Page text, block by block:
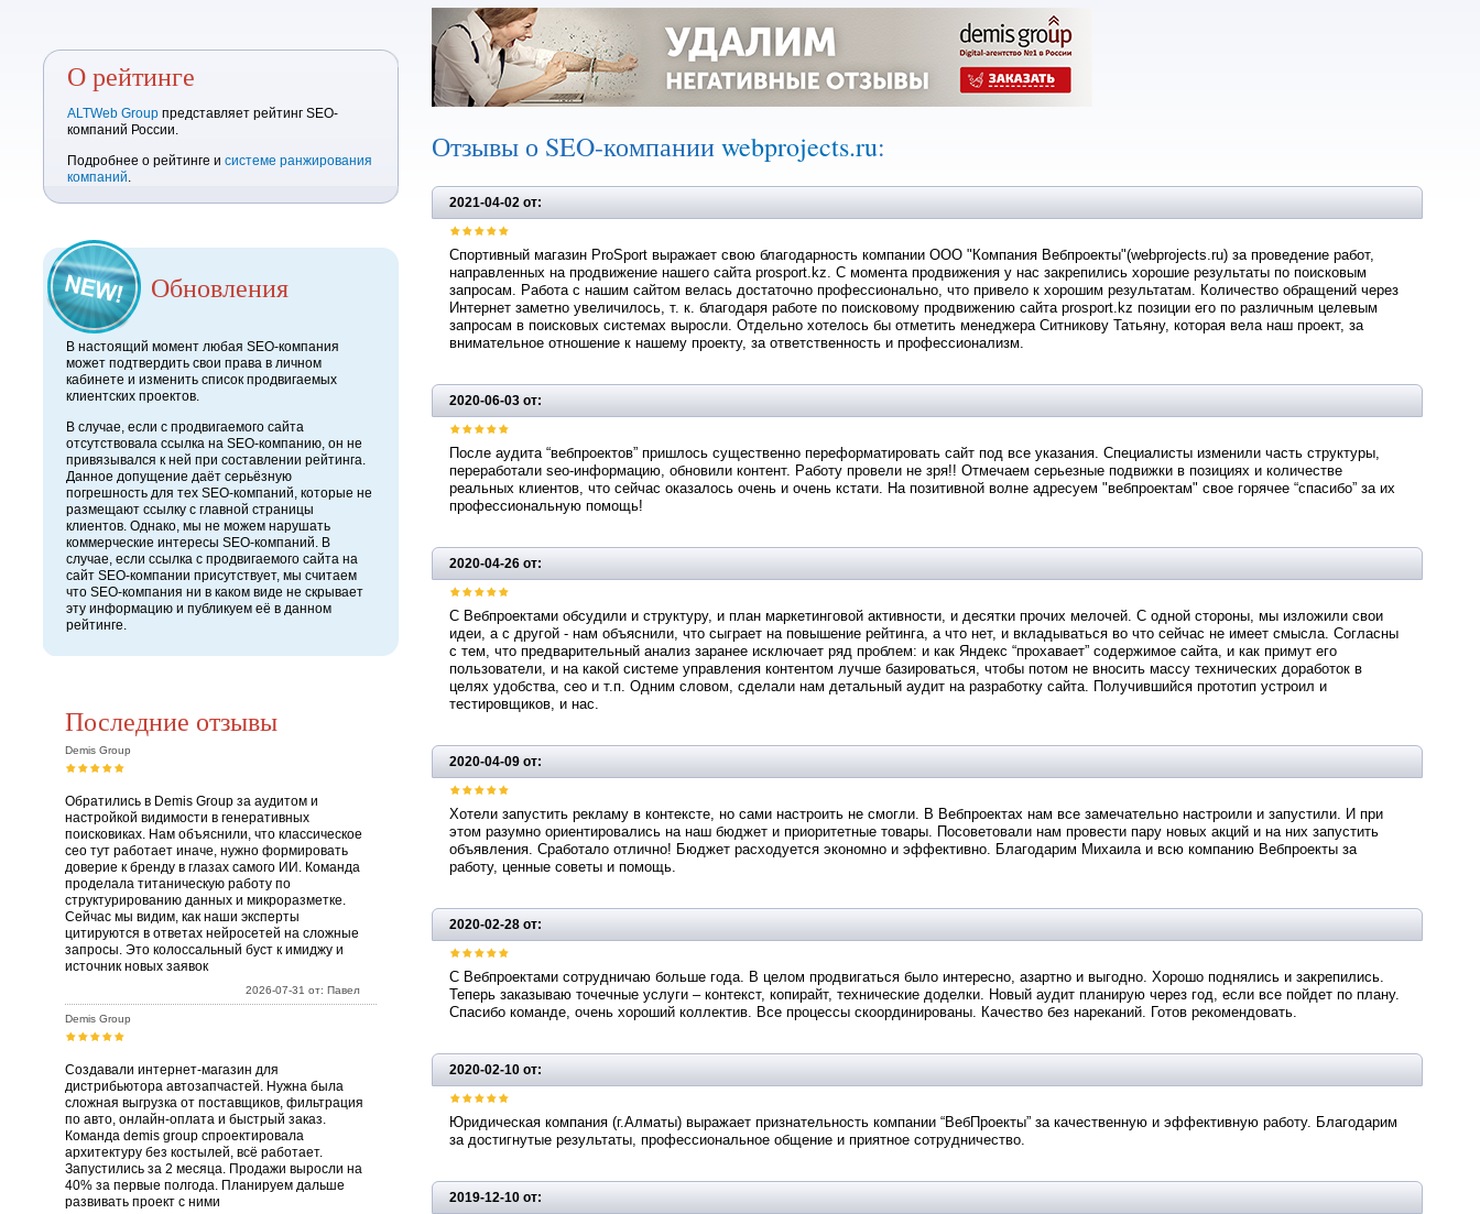
О рейтинге
ALTWeb Group представляет рейтинг SEO-
компаний России.
Подробнее о рейтинге и системе ранжирования
компаний.
Обновления
В настоящий момент любая SEO-компания
может подтвердить свои права в личном
кабинете и изменить список продвигаемых
клиентских проектов.
В случае, если с продвигаемого сайта
отсутствовала ссылка на SEO-компанию, он не
привязывался к ней при составлении рейтинга.
Данное допущение даёт серьёзную
погрешность для тех SEO-компаний, которые не
размещают ссылку с главной страницы
клиентов. Однако, мы не можем нарушать
коммерческие интересы SEO-компаний. В
случае, если ссылка с продвигаемого сайта на
сайт SEO-компании присутствует, мы считаем
что SEO-компания ни в каком виде не скрывает
эту информацию и публикуем её в данном
рейтинге.
Последние отзывы
Demis Group
Обратились в Demis Group за аудитом и
настройкой видимости в генеративных
поисковиках. Нам объяснили, что классическое
сео тут работает иначе, нужно формировать
доверие к бренду в глазах самого ИИ. Команда
проделала титаническую работу по
структурированию данных и микроразметке.
Сейчас мы видим, как наши эксперты
цитируются в ответах нейросетей на сложные
запросы. Это колоссальный буст к имиджу и
источник новых заявок
2026-07-31 от: Павел
Demis Group
Создавали интернет-магазин для
дистрибьютора автозапчастей. Нужна была
сложная выгрузка от поставщиков, фильтрация
по авто, онлайн-оплата и быстрый заказ.
Команда demis group спроектировала
архитектуру без костылей, всё работает.
Запустились за 2 месяца. Продажи выросли на
40% за первые полгода. Планируем дальше
развивать проект с ними
Отзывы о SEO-компанииwebprojects.ru:
2021-04-02 от:
Спортивный магазин ProSport выражает свою благодарность компании ООО "Компания Beбпpoeкты"(webprojects.ru) за проведение работ,
направленных на продвижение нашего сайта prosport.kz. С момента продвижения у нас закрепились хорошие результаты по поисковым
запросам. Работа с нашим сайтом велась достаточно профессионально, что привело к хорошим результатам. Количество обращений через
Интернет заметно увеличилось, т. к. благодаря работе по поисковому продвижению сайта prosport.kz позиции его по различным целевым
запросам в поисковых системах выросли. Отдельно хотелось бы отметить менеджера Ситникову Татьяну, которая вела наш проект, за
внимательное отношение к нашему проекту, за ответственность и профессионализм.
2020-06-03 от:
После аудита “вебпроектов” пришлось существенно переформатировать сайт под все указания. Специалисты изменили часть структуры,
переработали seo-информацию, обновили контент. Работу провели не зря!! Отмечаем серьезные подвижки в позициях и количестве
реальных клиентов, что сейчас оказалось очень и очень кстати. На позитивной волне адресуем "вебпроектам" свое горячее “спасибо” за их
профессиональную помощь!
2020-04-26 от:
С Вебпроектами обсудили и структуру, и план маркетинговой активности, и десятки прочих мелочей. С одной стороны, мы изложили свои
идеи, а с другой - нам объяснили, что сыграет на повышение рейтинга, а что нет, и вкладываться во что сейчас не имеет смысла. Согласны
с тем, что предварительный анализ заранее исключает ряд проблем: и как Яндекс “прохавает” содержимое сайта, и как примут его
пользователи, и на какой системе управления контентом лучше базироваться, чтобы потом не вносить массу технических доработок в
целях удобства, сео и т.п. Одним словом, сделали нам детальный аудит на разработку сайта. Получившийся прототип устроил и
тестировщиков, и нас.
2020-04-09 от:
Хотели запустить рекламу в контексте, но сами настроить не смогли. В Вебпроектах нам все замечательно настроили и запустили. И при
этом разумно ориентировались на наш бюджет и приоритетные товары. Посоветовали нам провести пару новых акций и на них запустить
объявления. Сработало отлично! Бюджет расходуется экономно и эффективно. Благодарим Михаила и всю компанию Вебпроекты за
работу, ценные советы и помощь.
2020-02-28 от:
С Вебпроектами сотрудничаю больше года. В целом продвигаться было интересно, азартно и выгодно. Хорошо поднялись и закрепились.
Теперь заказываю точечные услуги – контекст, копирайт, технические доделки. Новый аудит планирую через год, если все пойдет по плану.
Спасибо команде, очень хороший коллектив. Все процессы скоординированы. Качество без нареканий. Готов рекомендовать.
2020-02-10 от:
Юридическая компания (г.Алматы) выражает признательность компании “ВебПроекты” за качественную и эффективную работу. Благодарим
за достигнутые результаты, профессиональное общение и приятное сотрудничество.
2019-12-10 от: